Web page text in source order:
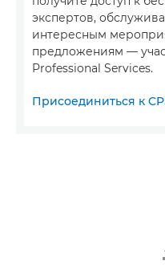
экспертов,
интересным
предложениям —
Professional Services.
Присоединиться к